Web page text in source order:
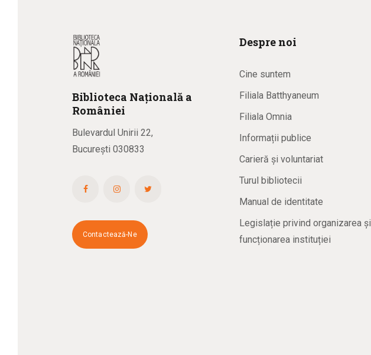
Biblioteca Națională a
României
Bulevardul Unirii 22,
București 030833
Contactează-Ne
Despre noi
Cine suntem
Filiala Batthyaneum
Filiala Omnia
Informații publice
Carieră și voluntariat
Turul bibliotecii
Manual de identitate
Legislație privind organizarea și
funcționarea instituției